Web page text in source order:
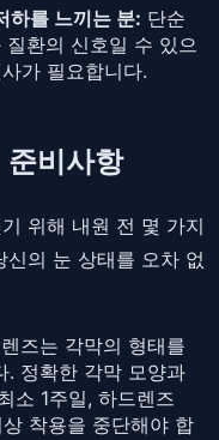
하를 느끼는 분: 단순
환의 신호일 수 있으
가 필요합니다.
준비사항
위해 내원 전 몇 가지
의 눈 상태를 오차 없
렌즈는 각막의 형태를
. 정확한 각막 모양과
소 1주일, 하드렌즈
착용을 중단해야 합